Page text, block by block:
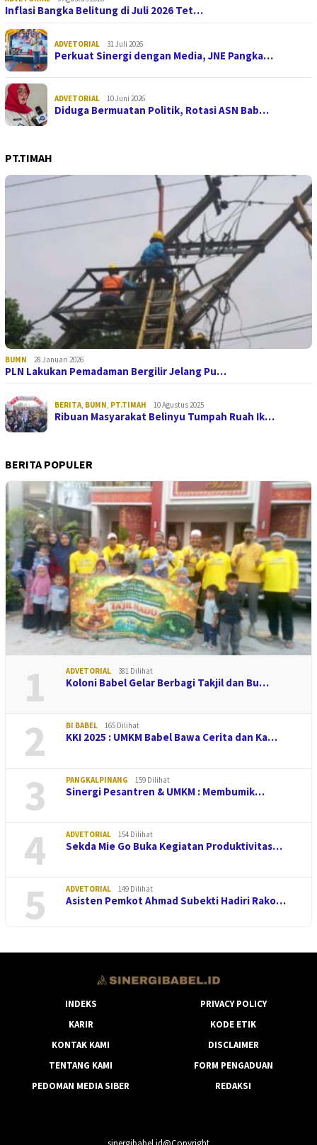
Inflasi Bangka Belitung di Juli 2026 Tet…
ADVETORIAL 31 Juli 2026
Perkuat Sinergi dengan Media, JNE Pangka…
ADVETORIAL 10 Juni 2026
Diduga Bermuatan Politik, Rotasi ASN Bab…
PT.TIMAH
BUMN 28 Januari 2026
PLN Lakukan Pemadaman Bergilir Jelang Pu…
BERITA, BUMN, PT.TIMAH 10 Agustus 2025
Ribuan Masyarakat Belinyu Tumpah Ruah Ik…
BERITA POPULER
1 ADVETORIAL 381 Dilihat
Koloni Babel Gelar Berbagi Takjil dan Bu…
2 BI BABEL 165 Dilihat
KKI 2025 : UMKM Babel Bawa Cerita dan Ka…
3 PANGKALPINANG 159 Dilihat
Sinergi Pesantren & UMKM : Membumik…
4 ADVETORIAL 154 Dilihat
Sekda Mie Go Buka Kegiatan Produktivitas…
5 ADVETORIAL 149 Dilihat
Asisten Pemkot Ahmad Subekti Hadiri Rako…
INDEKS
PRIVACY POLICY
KARIR
KODE ETIK
KONTAK KAMI
DISCLAIMER
TENTANG KAMI
FORM PENGADUAN
PEDOMAN MEDIA SIBER
REDAKSI